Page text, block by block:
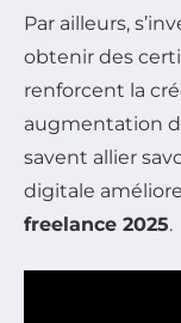
Par ailleurs,
obtenir des
renforcent la
augmentation
savent allier
digitale
freelance 2025.